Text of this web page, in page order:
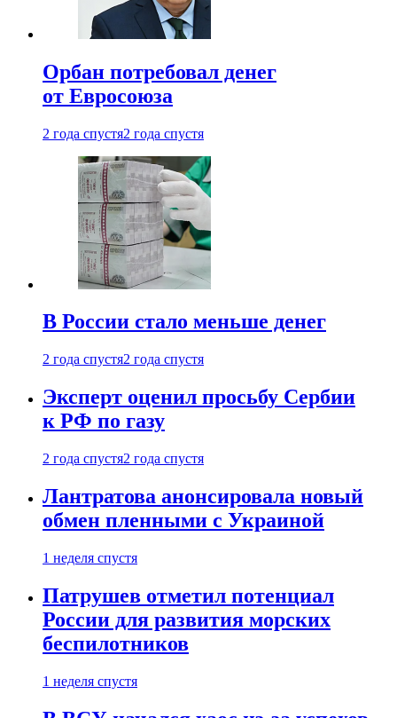
Орбан потребовал денег
от Евросоюза
2 года спустя2 года спустя
В России стало меньше денег
2 года спустя2 года спустя
Эксперт оценил просьбу Сербии
к РФ по газу
2 года спустя2 года спустя
Лантратова анонсировала новый
обмен пленными с Украиной
1 неделя спустя
Патрушев отметил потенциал
России для развития морских
беспилотников
1 неделя спустя